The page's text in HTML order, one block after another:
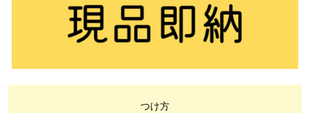
つけ方